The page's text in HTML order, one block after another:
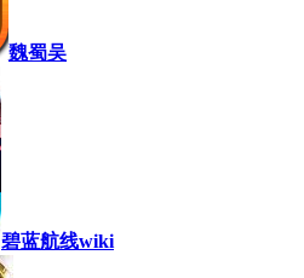
魏蜀吴
碧蓝航线wiki